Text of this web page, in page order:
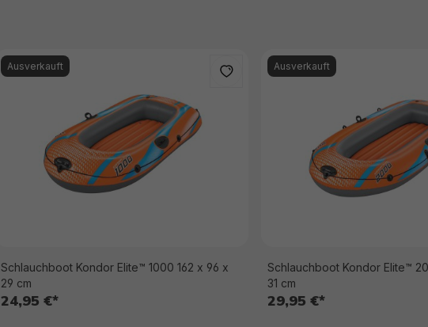
Ausverkauft
Schlauchboot Kondor Elite™ 1000 162 x 96 x
29 cm
24,95 €*
Ausverkauft
Schlauchboot Kondor Elite™
31 cm
29,95 €*